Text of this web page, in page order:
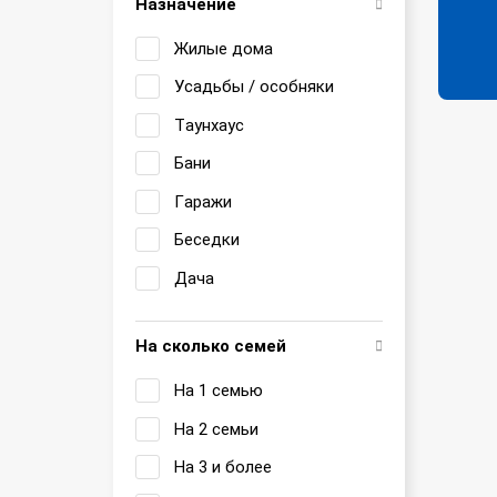
Жилые дома
Усадьбы / особняки
Таунхаус
Бани
Гаражи
Беседки
Дача
На сколько семей
На 1 семью
На 2 семьи
На 3 и более